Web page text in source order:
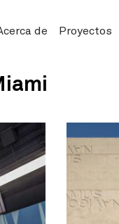
de Proyectos